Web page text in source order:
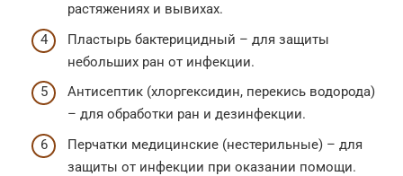
растяжениях и вывихах.
Пластырь бактерицидный – для защиты
небольших ран от инфекции.
Антисептик (хлоргексидин, перекись водорода)
– для обработки ран и дезинфекции.
Перчатки медицинские (нестерильные) – для
защиты от инфекции при оказании помощи.